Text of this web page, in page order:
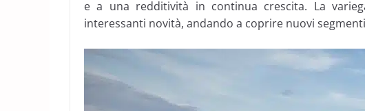
e a una redditività in continua crescita. La
interessanti novità, andando a coprire nuovi